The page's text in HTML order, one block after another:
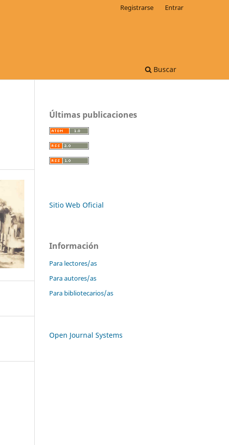
Buscar
Registrarse Entrar
Últimas publicaciones
Sitio Web Oficial
Información
Para lectores/as
Para autores/as
Para bibliotecarios/as
Open Journal Systems